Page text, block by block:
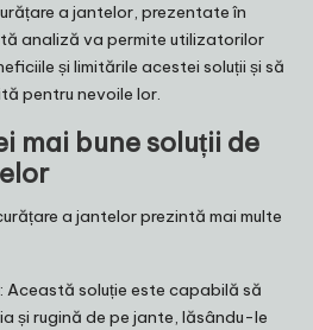
a jantelor, prezentate în
analiză va permite utilizatorilor
și limitările acestei soluții și să
pentru nevoile lor.
mai bune soluții de
a jantelor prezintă mai multe
: Această soluție este capabilă să
și rugină de pe jante, lăsându-le